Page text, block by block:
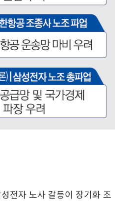
전자 노사 갈등이 장기화 조